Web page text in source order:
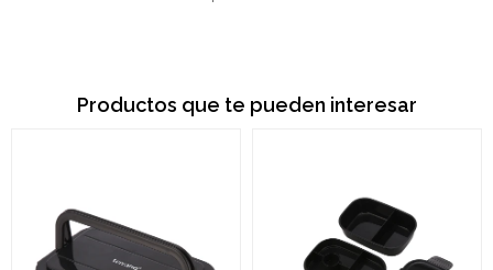
Productos que te pueden interesar